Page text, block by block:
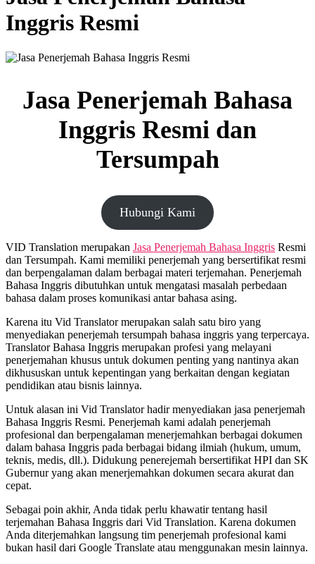
Inggris Resmi
Jasa Penerjemah Bahasa
Inggris Resmi dan
Tersumpah
Hubungi Kami
VID Translation merupakan Jasa Penerjemah Bahasa Inggris Resmi
dan Tersumpah. Kami memiliki penerjemah yang bersertifikat resmi
dan berpengalaman dalam berbagai materi terjemahan. Penerjemah
Bahasa Inggris dibutuhkan untuk mengatasi masalah perbedaan
bahasa dalam proses komunikasi antar bahasa asing.
Karena itu Vid Translator merupakan salah satu biro yang
menyediakan penerjemah tersumpah bahasa inggris yang terpercaya.
Translator Bahasa Inggris merupakan profesi yang melayani
penerjemahan khusus untuk dokumen penting yang nantinya akan
dikhususkan untuk kepentingan yang berkaitan dengan kegiatan
pendidikan atau bisnis lainnya.
Untuk alasan ini Vid Translator hadir menyediakan jasa penerjemah
Bahasa Inggris Resmi. Penerjemah kami adalah penerjemah
profesional dan berpengalaman menerjemahkan berbagai dokumen
dalam bahasa Inggris pada berbagai bidang ilmiah (hukum, umum,
teknis, medis, dll.). Didukung penerejemah bersertifikat HPI dan SK
Gubernur yang akan menerjemahkan dokumen secara akurat dan
cepat.
Sebagai poin akhir, Anda tidak perlu khawatir tentang hasil
terjemahan Bahasa Inggris dari Vid Translation. Karena dokumen
Anda diterjemahkan langsung tim penerjemah profesional kami
bukan hasil dari Google Translate atau menggunakan mesin lainnya.